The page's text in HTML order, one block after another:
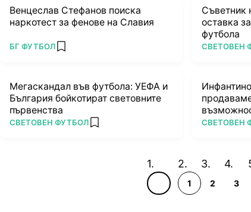
Венцеслав Стефанов поиска
наркотест за фенове на Славия
ПОВЕЧЕ ОТ
БГ ФУТБОЛ add favorites
Съветник
оставка
футбола
ПОВЕЧЕ ОТ
СВЕТОВЕН
Мегаскандал във футбола: УЕФА и
България бойкотират световните
първенства
ПОВЕЧЕ ОТ
СВЕТОВЕН ФУТБОЛ add favorites ПОВЕЧЕ ОТ
СВЕТОВЕН
1 2 3